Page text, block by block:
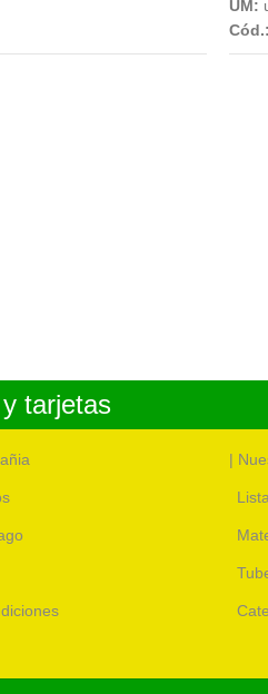
UM:
Cód.:
tarjetas
|